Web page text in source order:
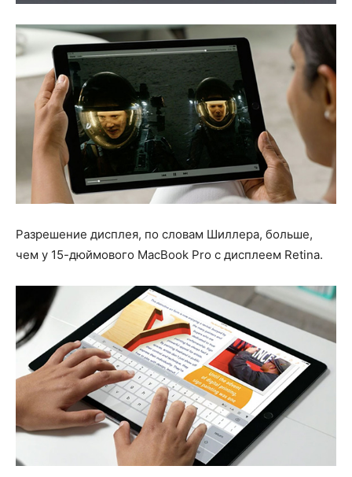
Разрешение дисплея, по словам Шиллера, больше,
чем у 15-дюймового MacBook Pro с дисплеем Retina.